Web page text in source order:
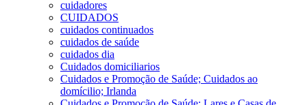
cuidadores
CUIDADOS
cuidados continuados
cuidados de saúde
cuidados dia
Cuidados domiciliarios
Cuidados e Promoção de Saúde; Cuidados ao
domícilio; Irlanda